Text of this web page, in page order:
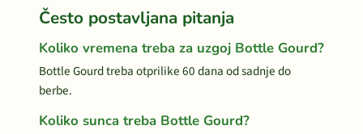
Često postavljana pitanja
Koliko vremena treba za uzgoj Bottle Gourd?
Bottle Gourd treba otprilike 60 dana od sadnje do
berbe.
Koliko sunca treba Bottle Gourd?